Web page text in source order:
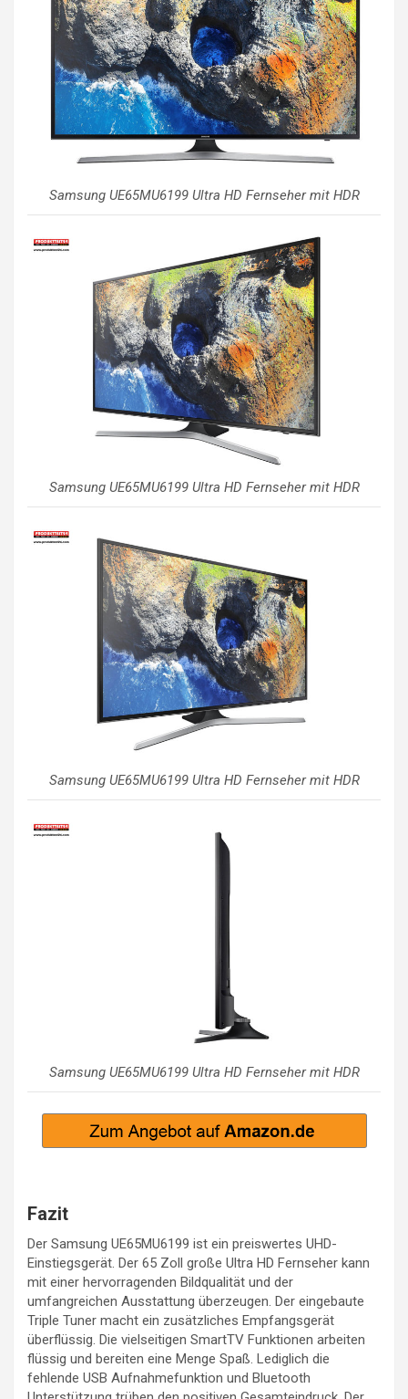
Samsung UE65MU6199 Ultra HD Fernseher mit HDR
Samsung UE65MU6199 Ultra HD Fernseher mit HDR
Samsung UE65MU6199 Ultra HD Fernseher mit HDR
Samsung UE65MU6199 Ultra HD Fernseher mit HDR
Fazit
Der Samsung UE65MU6199 ist ein preiswertes UHD-
Einstiegsgerät. Der 65 Zoll große Ultra HD Fernseher kann
mit einer hervorragenden Bildqualität und der
umfangreichen Ausstattung überzeugen. Der eingebaute
Triple Tuner macht ein zusätzliches Empfangsgerät
überflüssig. Die vielseitigen SmartTV Funktionen arbeiten
flüssig und bereiten eine Menge Spaß. Lediglich die
fehlende USB Aufnahmefunktion und Bluetooth